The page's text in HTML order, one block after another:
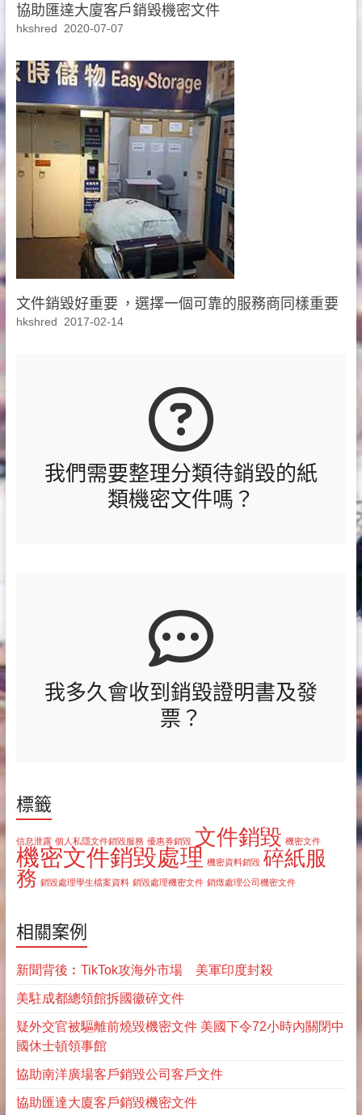
協助匯達大廈客戶銷毀機密文件
hkshred 2020-07-07
文件銷毀好重要 ，選擇一個可靠的服務商同樣重要
hkshred 2017-02-14
我們需要整理分類待銷毀的紙
類機密文件嗎？
我多久會收到銷毀證明書及發
票？
標籤
信息泄露 個人私隱文件銷毀服務 優惠券銷毀 文件銷毀 機密文件
機密文件銷毀處理 機密資料銷毀 碎紙服
務 銷毀處理學生檔案資料 銷毀處理機密文件 銷燬處理公司機密文件
相關案例
新聞背後︰TikTok攻海外市場 美軍印度封殺
美駐成都總領館拆國徽碎文件
疑外交官被驅離前燒毀機密文件 美國下令72小時內關閉中
國休士頓領事館
協助南洋廣場客戶銷毀公司客戶文件
協助匯達大廈客戶銷毀機密文件